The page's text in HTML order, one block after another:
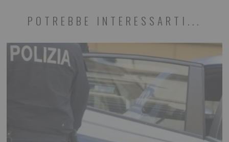
POTREBBE INTERESSARTI...